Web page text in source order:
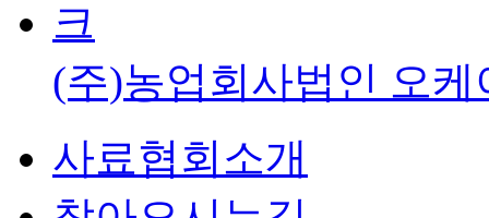
(주)농업회사법인 오케
사료협회소개